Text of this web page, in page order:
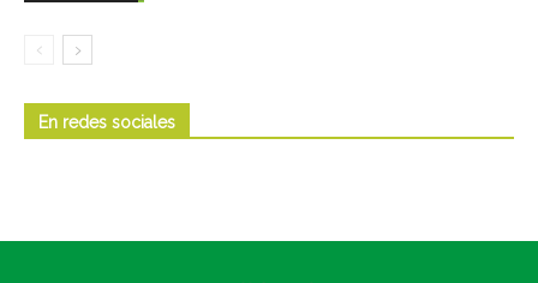
En redes sociales